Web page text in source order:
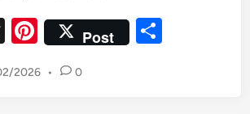
T
e
Pi
er
Post
2026 • 0